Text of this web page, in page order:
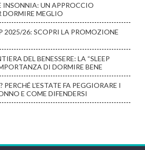
INSONNIA: UN APPROCCIO
DORMIRE MEGLIO
2025/26: SCOPRI LA PROMOZIONE
DEL BENESSERE: LA “SLEEP
DI DORMIRE BENE
L’ESTATE FA PEGGIORARE I
E COME DIFENDERSI